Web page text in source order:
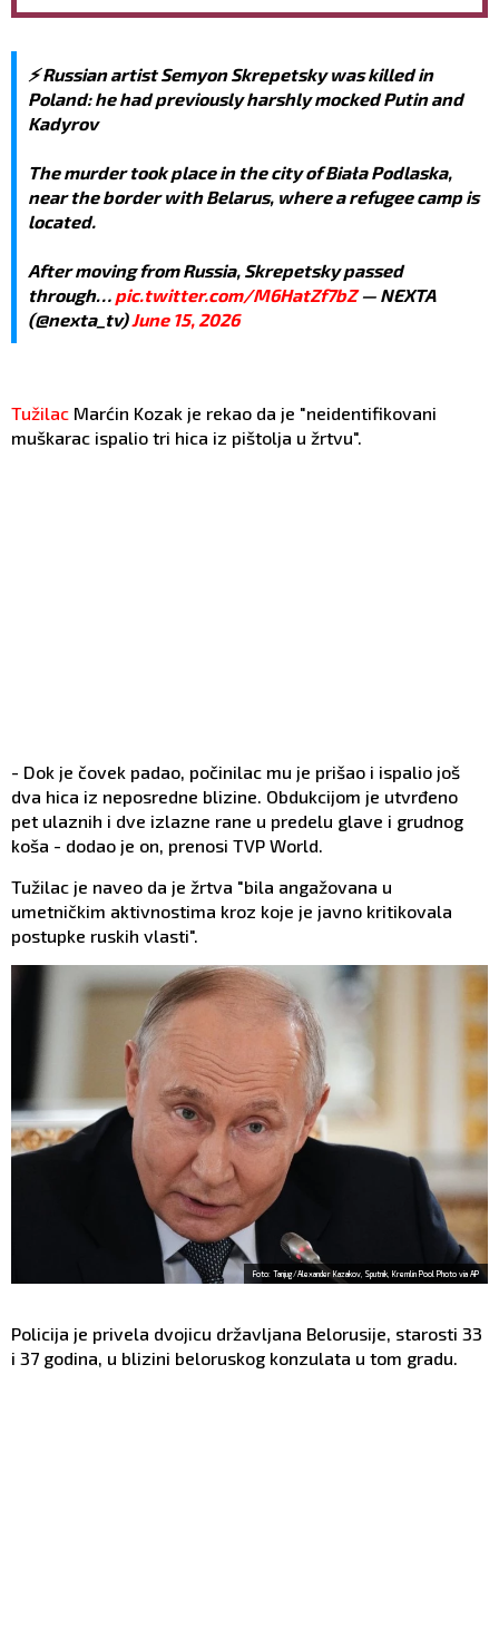
⚡️ Russian artist Semyon Skrepetsky was killed in
Poland: he had previously harshly mocked Putin and
Kadyrov
The murder took place in the city of Biała Podlaska,
near the border with Belarus, where a refugee camp is
located.
After moving from Russia, Skrepetsky passed
through… pic.twitter.com/M6HatZf7bZ — NEXTA
(@nexta_tv)June 15, 2026
Tužilac Marćin Kozak je rekao da je "neidentifikovani
muškarac ispalio tri hica iz pištolja u žrtvu".
- Dok je čovek padao, počinilac mu je prišao i ispalio još
dva hica iz neposredne blizine. Obdukcijom je utvrđeno
pet ulaznih i dve izlazne rane u predelu glave i grudnog
koša - dodao je on, prenosi TVP World.
Tužilac je naveo da je žrtva "bila angažovana u
umetničkim aktivnostima kroz koje je javno kritikovala
postupke ruskih vlasti".
Foto: Tanjug/Alexander Kazakov, Sputnik, Kremlin Pool Photo via AP
Policija je privela dvojicu državljana Belorusije, starosti 33
i 37 godina, u blizini beloruskog konzulata u tom gradu.